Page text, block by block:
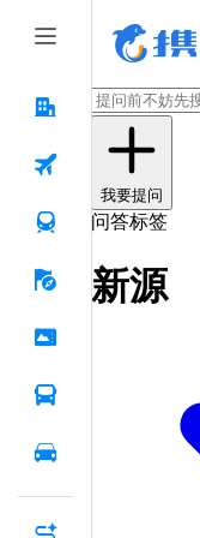
我要提问
问答标签
新源